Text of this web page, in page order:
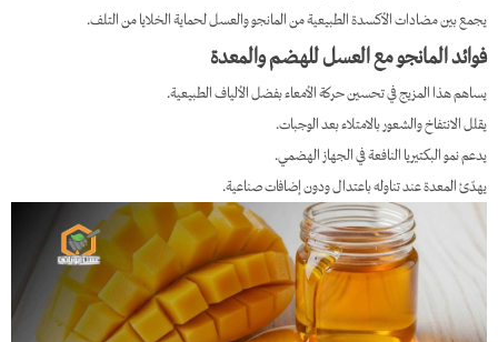
يجمع بين مضادات الأكسدة الطبيعية من المانجو والعسل لحماية الخلايا من التلف.
فوائد المانجو مع العسل للهضم والمعدة
يساهم هذا المزيج في تحسين حركة الأمعاء بفضل الألياف الطبيعية.
يقلل الانتفاخ والشعور بالامتلاء بعد الوجبات.
يدعم نمو البكتيريا النافعة في الجهاز الهضمي.
يهدّئ المعدة عند تناوله باعتدال ودون إضافات صناعية.